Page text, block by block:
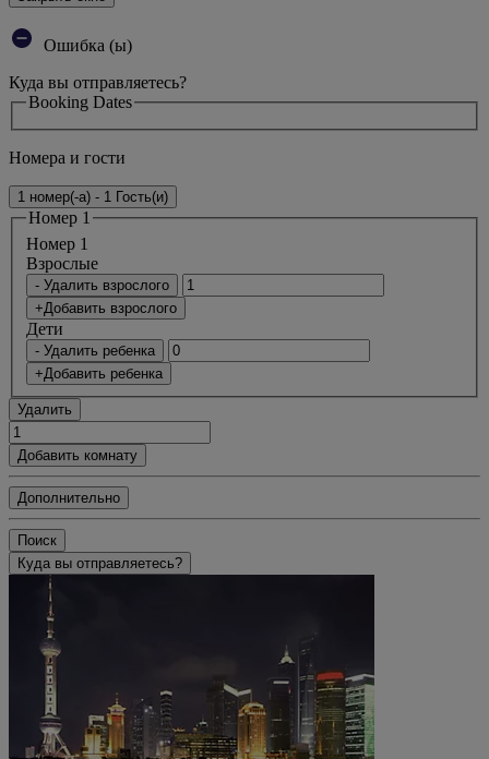
Ошибка (ы)
Куда вы отправляетесь?
Booking Dates
Номера и гости
1 номер(-а) - 1 Гость(и)
Номер 1
Номер 1
Bзрослые
- Удалить взрослого
+Добавить взрослого
Дети
- Удалить ребенка
+Добавить ребенка
Удалить
Добавить комнату
Дополнительно
Поиск
Куда вы отправляетесь?